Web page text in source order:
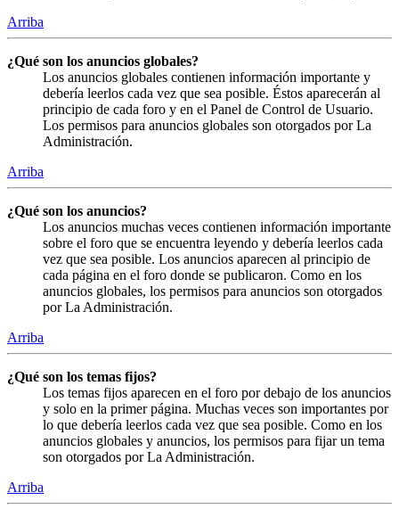
Arriba
¿Qué son los anuncios globales?
Los anuncios globales contienen información importante y
debería leerlos cada vez que sea posible. Éstos aparecerán al
principio de cada foro y en el Panel de Control de Usuario.
Los permisos para anuncios globales son otorgados por La
Administración.
Arriba
¿Qué son los anuncios?
Los anuncios muchas veces contienen información importante
sobre el foro que se encuentra leyendo y debería leerlos cada
vez que sea posible. Los anuncios aparecen al principio de
cada página en el foro donde se publicaron. Como en los
anuncios globales, los permisos para anuncios son otorgados
por La Administración.
Arriba
¿Qué son los temas fijos?
Los temas fijos aparecen en el foro por debajo de los anuncios
y solo en la primer página. Muchas veces son importantes por
lo que debería leerlos cada vez que sea posible. Como en los
anuncios globales y anuncios, los permisos para fijar un tema
son otorgados por La Administración.
Arriba